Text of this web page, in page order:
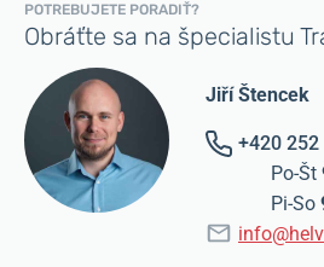
POTREBUJETE PORADIŤ?
Obráťte sa na špecialistu
Jiří Štencek
+420
Po-Št
Pi-So